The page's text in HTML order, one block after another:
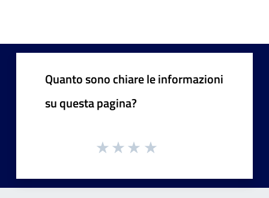
Quanto sono chiare le informazioni
su questa pagina?